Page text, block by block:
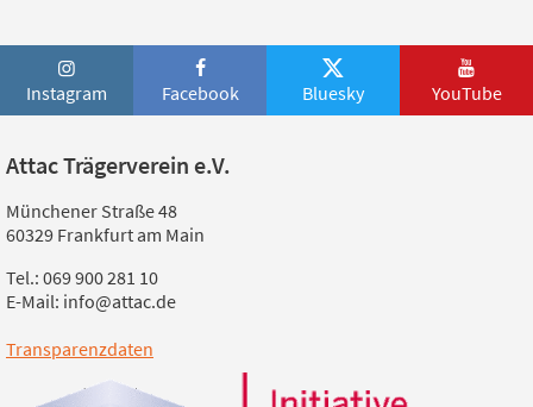
Instagram Facebook Bluesky YouTube
Attac Trägerverein e.V.
Münchener Straße 48
60329 Frankfurt am Main
Tel.: 069 900 281 10
E-Mail: info@attac.de
Transparenzdaten